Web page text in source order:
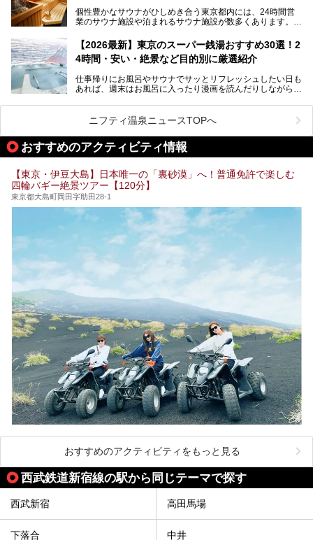
個性豊かなサウナがひしめき合う東京都内には、24時間営
業のサウナ施設や泊まれるサウナ施設が数多くあります。
を旅の目的とする「サ旅」や自分へのご褒美のための宿泊な
ど、自分の好きなタイミングで好きなだけサ活ができるのが
魅力です。
最近では、男性専用施設だけでなく、カップルや女性に嬉し
い個室サウナも増えてきました。
ら、特におすすめしたい施設14選をご紹介します。
してみてください。
【2026最新】東京のスーパー銭湯おすすめ30選！2
4時間・安い・絶景など目的別に厳選紹介
仕事帰りにお風呂やサウナでサッとリフレッシュしたい日も
あれば、週末はお風呂に入ったり漫画を読んだりしながら一
また、終電を逃してしまい、「このまま朝までゆっくりでき
る場所があれば」と探した経験がある人も多いのではないで
しょうか。
そこで本記事では、東京でおすすめのスーパー銭湯を、目的
24時間営業で宿泊できる施設や、1,000円以下で楽しめる安
い施設、デートや休日レジャーにもぴったりなエンタメ要素
が充実した施設など、利用のシーンに合わせて参考にしてく
ださい。
ニフティ温泉ニュースTOPへ
おすすめのアクティビティ情報
【東京・伊豆大島】日本唯一の「裏砂漠」へ！普通免許で楽しむ
四輪バギー絶景ツアー【120分】
東京都大島町岡田字助田28-1
おすすめのアクティビティをもっと見る
西武鉄道新宿線の駅から同じテーマで探す
西武新宿 高田馬場
下落合 中井